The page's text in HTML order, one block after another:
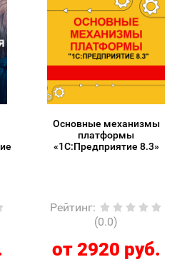
Основные механизмы
платформы
«1С:Предприятие 8.3»
Рейтинг:
(0.0)
от 2920 руб.